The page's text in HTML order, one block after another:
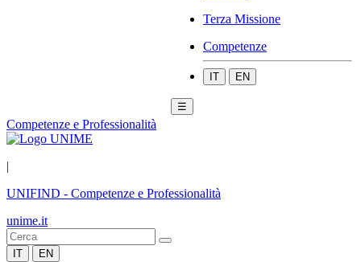
Terza Missione
Competenze
IT EN
☰
Competenze e Professionalità
|
UNIFIND - Competenze e Professionalità
unime.it
IT EN